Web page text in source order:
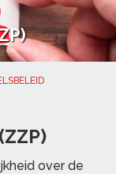
over de